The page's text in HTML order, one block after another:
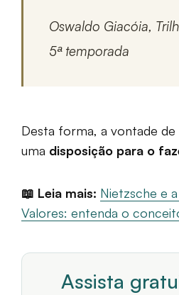
Oswaldo Giacóia,
5ª temporada
Desta forma, a vontade
uma disposição para o
📖 Leia mais: Nietzsche e
Valores: entenda o
Assista